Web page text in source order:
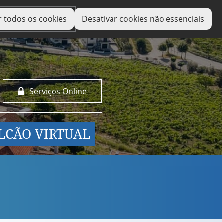
todos os cookies Desativar cookies não essenciais
Serviços Online
VIRTUAL